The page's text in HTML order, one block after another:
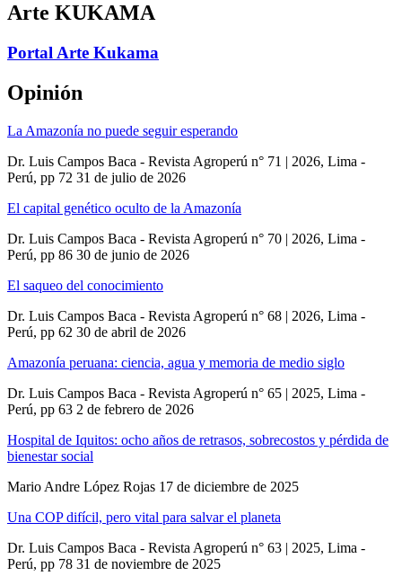
Arte KUKAMA
Portal Arte Kukama
Opinión
La Amazonía no puede seguir esperando
Dr. Luis Campos Baca - Revista Agroperú n° 71 | 2026, Lima -
Perú, pp 72 31 de julio de 2026
El capital genético oculto de la Amazonía
Dr. Luis Campos Baca - Revista Agroperú n° 70 | 2026, Lima -
Perú, pp 86 30 de junio de 2026
El saqueo del conocimiento
Dr. Luis Campos Baca - Revista Agroperú n° 68 | 2026, Lima -
Perú, pp 62 30 de abril de 2026
Amazonía peruana: ciencia, agua y memoria de medio siglo
Dr. Luis Campos Baca - Revista Agroperú n° 65 | 2025, Lima -
Perú, pp 63 2 de febrero de 2026
Hospital de Iquitos: ocho años de retrasos, sobrecostos y pérdida de
bienestar social
Mario Andre López Rojas 17 de diciembre de 2025
Una COP difícil, pero vital para salvar el planeta
Dr. Luis Campos Baca - Revista Agroperú n° 63 | 2025, Lima -
Perú, pp 78 31 de noviembre de 2025